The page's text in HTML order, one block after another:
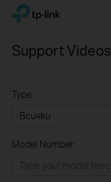
Click
navigation
TP-Link, Reliably Smart
Support Videos
Type:
Model Number: